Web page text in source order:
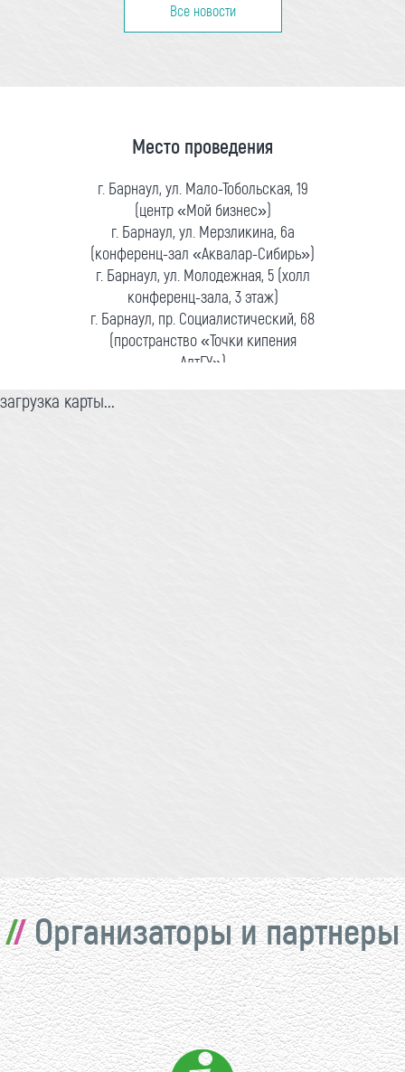
Все новости
Место проведения
г. Барнаул, ул. Мало-Тобольская, 19
(центр «Мой бизнес»)
г. Барнаул, ул. Мерзликина, 6а
(конференц-зал «Аквалар-Сибирь»)
г. Барнаул, ул. Молодежная, 5 (холл
конференц-зала, 3 этаж)
г. Барнаул, пр. Социалистический, 68
(пространство «Точки кипения
АлтГУ»)
загрузка карты...
Организаторы и партнеры